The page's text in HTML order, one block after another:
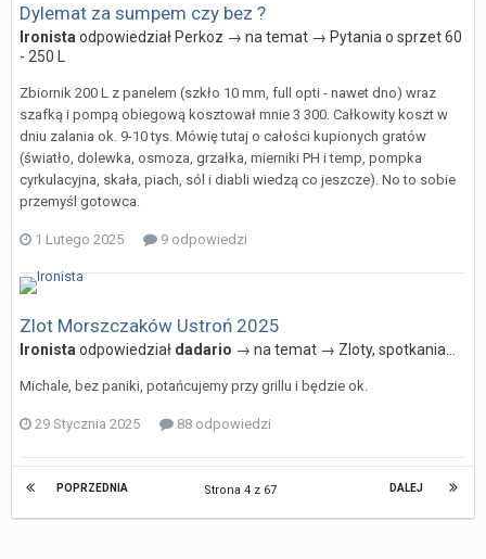
Dylemat za sumpem czy bez ?
Ironista odpowiedziałPerkoz → na temat → Pytania o sprzet 60
- 250 L
Zbiornik 200 L z panelem (szkło 10 mm, full opti - nawet dno) wraz
szafką i pompą obiegową kosztował mnie 3 300. Całkowity koszt w
dniu zalania ok. 9-10 tys. Mówię tutaj o całości kupionych gratów
(światło, dolewka, osmoza, grzałka, mierniki PH i temp, pompka
cyrkulacyjna, skała, piach, sól i diabli wiedzą co jeszcze). No to sobie
przemyśl gotowca.
1 Lutego 2025 9 odpowiedzi
Zlot Morszczaków Ustroń 2025
Ironista odpowiedział dadario → na temat → Zloty, spotkania...
Michale, bez paniki, potańcujemy przy grillu i będzie ok.
29 Stycznia 2025 88 odpowiedzi
POPRZEDNIA DALEJ
Strona 4 z 67